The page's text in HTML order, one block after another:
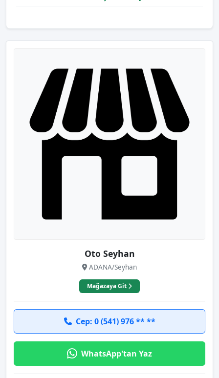
Oto Seyhan
ADANA/Seyhan
Mağazaya Git
Cep: 0 (541) 976 ** **
WhatsApp'tan Yaz